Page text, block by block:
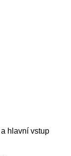
hlavní vstup